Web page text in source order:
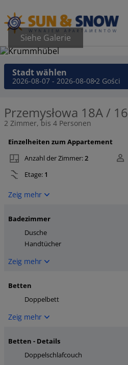
Siehe Galerie
Stadt wählen
2026-08-07 - 2026-08-082 Gości
Przemysłowa 18A / 16
2 Zimmer, bis 4 Personen
Einzelheiten zum Appartement
Anzahl der Zimmer:2
Etage: 1
Zeig mehr
Badezimmer
Dusche
Handtücher
Zeig mehr
Betten
Doppelbett
Zeig mehr
Betten - Details
Doppelschlafcouch